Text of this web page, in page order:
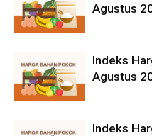
Agustus
Indeks
Agustus
Indeks